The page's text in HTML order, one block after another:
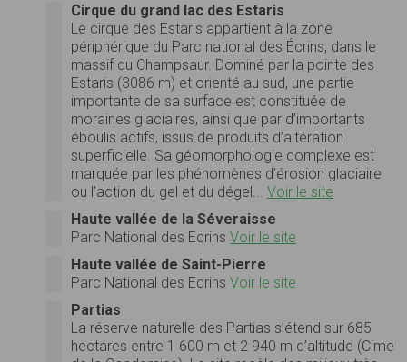
Cirque du grand lac des Estaris
Le cirque des Estaris appartient à la zone
périphérique du Parc national des Écrins, dans le
massif du Champsaur. Dominé par la pointe des
Estaris (3086 m) et orienté au sud, une partie
importante de sa surface est constituée de
moraines glaciaires, ainsi que par d’importants
éboulis actifs, issus de produits d’altération
superficielle. Sa géomorphologie complexe est
marquée par les phénomènes d’érosion glaciaire
ou l’action du gel et du dégel... Voir le site
Haute vallée de la Séveraisse
Parc National des Ecrins Voir le site
Haute vallée de Saint-Pierre
Parc National des Ecrins Voir le site
Partias
La réserve naturelle des Partias s’étend sur 685
hectares entre 1 600 m et 2 940 m d’altitude (Cime